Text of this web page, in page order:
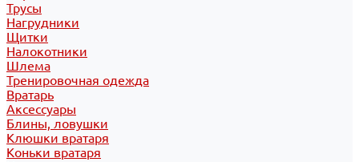
Трусы
Нагрудники
Щитки
Налокотники
Шлема
Тренировочная одежда
Вратарь
Аксессуары
Блины, ловушки
Клюшки вратаря
Коньки вратаря